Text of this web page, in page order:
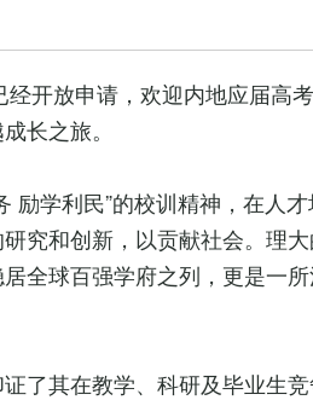
开放申请，欢迎内地应届高
长之旅。
励学利民”的校训精神，在人
究和创新，以贡献社会。理
全球百强学府之列，更是一所
了其在教学、科研及毕业生竞